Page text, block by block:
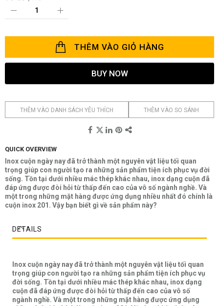
THÊM VÀO GIỎ HÀNG
BUY NOW
THÊM VÀO DANH SÁCH YÊU THÍCH THÊM VÀO SO SÁNH
QUICK OVERVIEW
Inox cuộn ngày nay đã trở thành một nguyên vật liệu tối quan
trọng giúp con người tạo ra những sản phẩm tiện ích phục vụ đời
sống. Tồn tại dưới nhiều mác thép khác nhau, inox dạng cuộn đã
đáp ứng được đòi hỏi từ thấp đến cao của vô số ngành nghề. Và
một trong những mặt hàng được ứng dụng nhiều nhất đó chính là
cuộn inox 201. Vậy bạn biết gì về sản phẩm này?
DETAILS
Inox cuộn ngày nay đã trở thành một nguyên vật liệu tối quan
trọng giúp con người tạo ra những sản phẩm tiện ích phục vụ
đời sống. Tồn tại dưới nhiều mác thép khác nhau, inox dạng
cuộn đã đáp ứng được đòi hỏi từ thấp đến cao của vô số
ngành nghề. Và một trong những mặt hàng được ứng dụng